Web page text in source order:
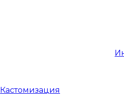
Кастомизация